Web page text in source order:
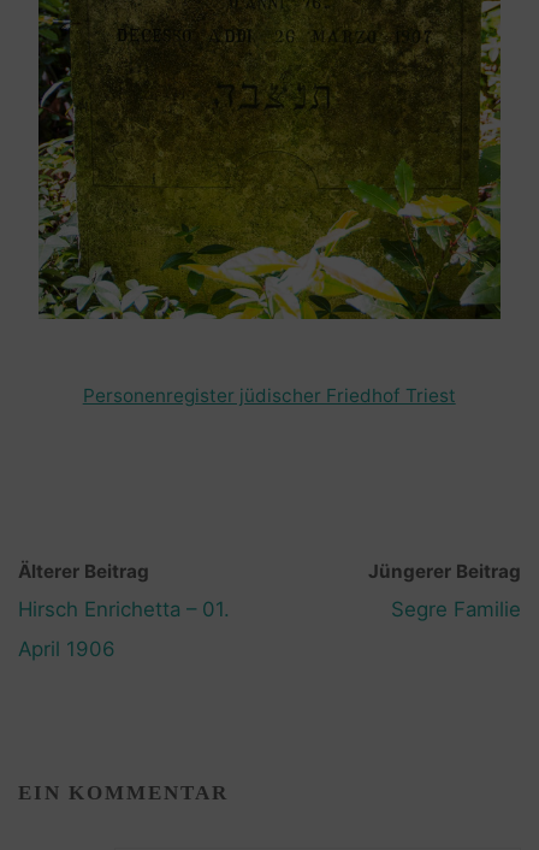
Personenregister jüdischer Friedhof Triest
Älterer Beitrag
Hirsch Enrichetta – 01.
April 1906
Jüngerer Beitrag
Segre Familie
EIN KOMMENTAR